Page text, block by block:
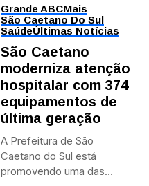
Grande ABCMais
São Caetano Do Sul
SaúdeÚltimas Notícias
São Caetano
moderniza atenção
hospitalar com 374
equipamentos de
última geração
A Prefeitura de São
Caetano do Sul está
promovendo uma das